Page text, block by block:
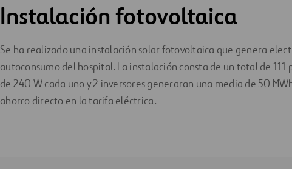
Instalación fotovoltaica
Se ha realizado una instalación solar fotovoltaica que genera
autoconsumo del hospital. La instalación consta de un total de
de 240 W cada uno y 2 inversores generaran una media de 50
ahorro directo en la tarifa eléctrica.